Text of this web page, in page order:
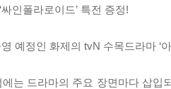
인폴라로이드’ 특전 증정!
예정인 화제의 tvN 수목드라마 ‘
는 드라마의 주요 장면마다 삽입